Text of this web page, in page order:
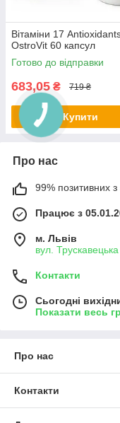
Вітаміни 17
OstroVit 60 капсул
Готово до відправки
683,05 ₴ 719 ₴
Купити
Про нас
99% позитивних з
Працює з
м. Львів
вул.
Контакти
Сьогодні
Показати весь
Про нас
Контакти